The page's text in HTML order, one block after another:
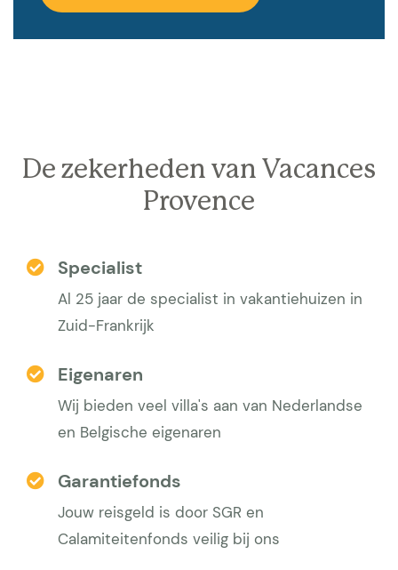
De zekerheden van Vacances
Provence
Specialist
Al 25 jaar de specialist in vakantiehuizen in
Zuid-Frankrijk
Eigenaren
Wij bieden veel villa's aan van Nederlandse
en Belgische eigenaren
Garantiefonds
Jouw reisgeld is door SGR en
Calamiteitenfonds veilig bij ons